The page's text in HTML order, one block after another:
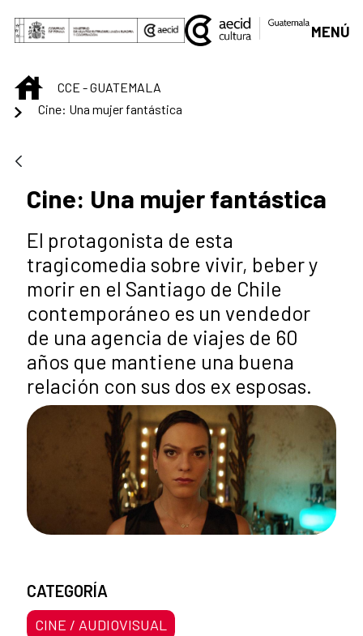
Saltar al contenido principal
MENÚ
INICIOCCE - GUATEMALA
Cine: Una mujer fantástica
Cine: Una mujer fantástica
El protagonista de esta
tragicomedia sobre vivir, beber y
morir en el Santiago de Chile
contemporáneo es un vendedor
de una agencia de viajes de 60
años que mantiene una buena
relación con sus dos ex esposas.
CATEGORÍA
CINE / AUDIOVISUAL